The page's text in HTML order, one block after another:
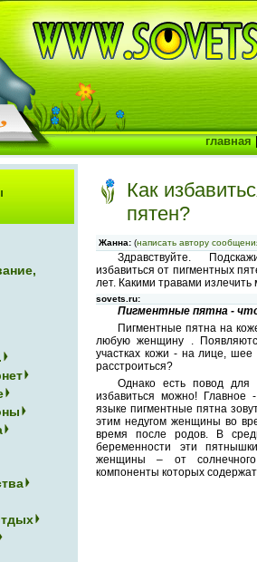
Как
пятен?
Жанна: (написать автору
Здравствуйте.
избавиться от пигментных
лет. Какими травами
sovets.ru:
Пигментные пятна -
Пигментные пятна на
любую женщину .
участках кожи - на лице, шее
расстроиться?
Однако есть повод для
избавиться можно! Главное
языке пигментные пятна
этим недугом женщины во
время после родов. В
беременности эти
женщины – от
компоненты которых
главная